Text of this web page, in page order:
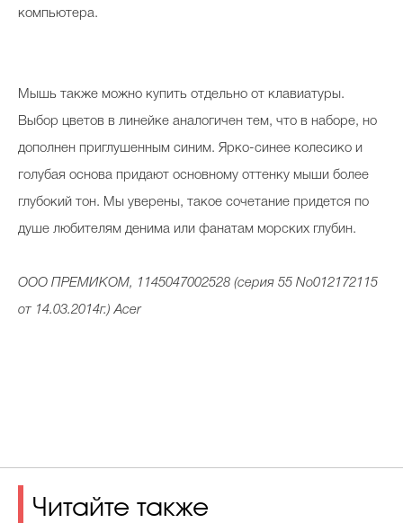
компьютера.
Мышь также можно купить отдельно от клавиатуры.
Выбор цветов в линейке аналогичен тем, что в наборе, но
дополнен приглушенным синим. Ярко-синее колесико и
голубая основа придают основному оттенку мыши более
глубокий тон. Мы уверены, такое сочетание придется по
душе любителям денима или фанатам морских глубин.
ООО ПРЕМИКОМ, 1145047002528 (серия 55 No012172115
от 14.03.2014г.) Acer
Читайте также